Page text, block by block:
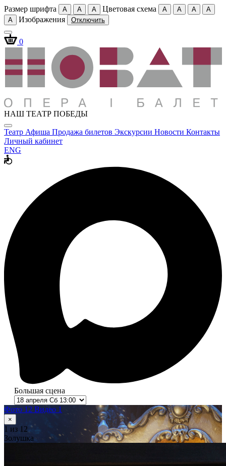
Размер шрифта A A A Цветовая схема A A A
A
A
Изображения Отключить
0
НАШ ТЕАТР ПОБЕДЫ
Театр Афиша Продажа билетов Экскурсии Новости Контакты
Личный кабинет
ENG
Большая сцена
Фото 12 Видео 1
×
1 из 12
Золушка